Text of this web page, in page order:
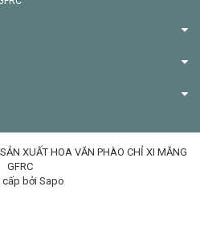
XUẤT HOA VĂN PHÀO CHỈ XI MĂNG
GFRC
cấp bởi Sapo